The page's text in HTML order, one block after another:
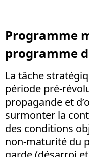
Programme
programme
La tâche
période pré-
propagande et
surmonter la
des conditions
non-maturité du